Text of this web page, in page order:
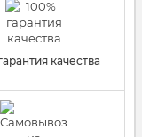
качества